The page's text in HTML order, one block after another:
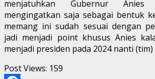
menjatuhkan Gubernur
mengingatkan saja sebagai bentuk
memang ini sudah sesuai dengan
jadi menjadi point khusus Anies
menjadi presiden pada 2024 nanti (tim)
Post Views: 159